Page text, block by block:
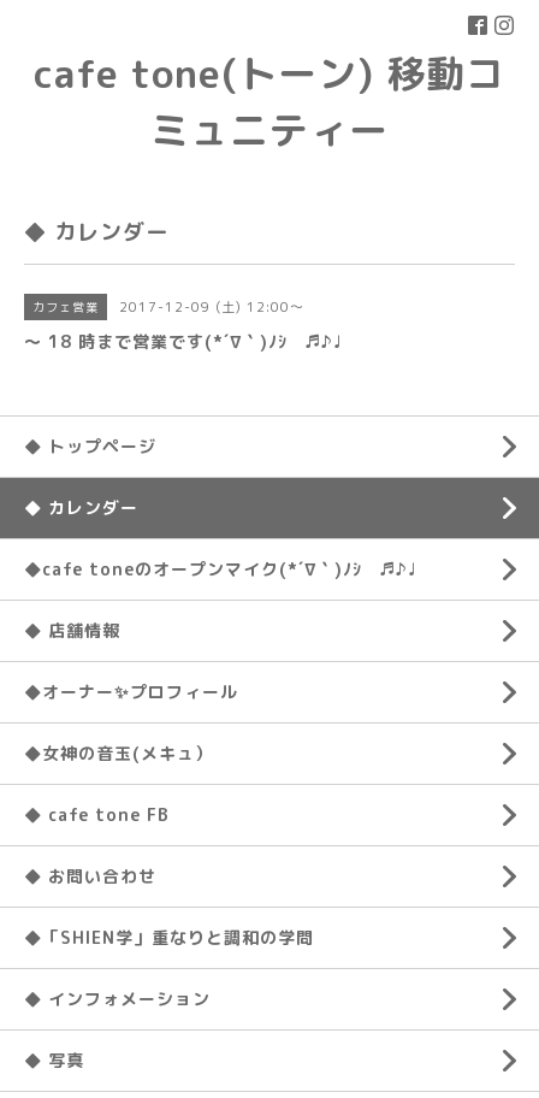
cafe tone(トーン) 移動コ
ミュニティー
◆ カレンダー
カフェ営業 2017-12-09 (土) 12:00～
〜 18 時まで営業です(*´∇｀)ﾉｼ ♬♪♩
◆ トップページ
◆ カレンダー
◆cafe toneのオープンマイク(*´∇｀)ﾉｼ ♬♪♩
◆ 店舗情報
◆オーナー✨プロフィール
◆女神の音玉(メキュ）
◆ cafe tone FB
◆ お問い合わせ
◆「SHIEN学」重なりと調和の学問
◆ インフォメーション
◆ 写真